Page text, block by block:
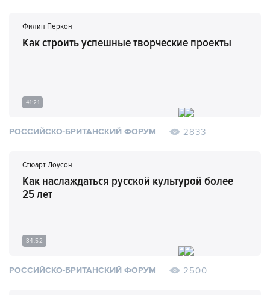
Филип Перкон
Как строить успешные творческие проекты
41:21
РОССИЙСКО-БРИТАНСКИЙ ФОРУМ 2833
Стюарт Лоусон
Как наслаждаться русской культурой более
25 лет
34:52
РОССИЙСКО-БРИТАНСКИЙ ФОРУМ 2500